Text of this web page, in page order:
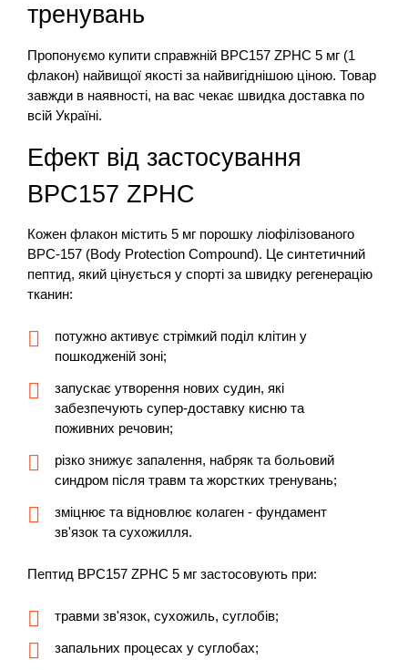
тренувань
Пропонуємо купити справжній BPC157 ZPHC 5 мг (1
флакон) найвищої якості за найвигіднішою ціною. Товар
завжди в наявності, на вас чекає швидка доставка по
всій Україні.
Ефект від застосування
BPC157 ZPHC
Кожен флакон містить 5 мг порошку ліофілізованого
BPC-157 (Body Protection Compound). Це синтетичний
пептид, який цінується у спорті за швидку регенерацію
тканин:
потужно активує стрімкий поділ клітин у
пошкодженій зоні;
запускає утворення нових судин, які
забезпечують супер-доставку кисню та
поживних речовин;
різко знижує запалення, набряк та больовий
синдром після травм та жорстких тренувань;
зміцнює та відновлює колаген - фундамент
зв'язок та сухожилля.
Пептид BPC157 ZPHC 5 мг застосовують при:
травми зв'язок, сухожиль, суглобів;
запальних процесах у суглобах;